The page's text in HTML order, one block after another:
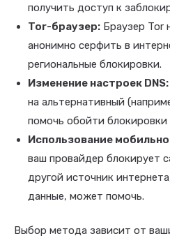
получить доступ к
Tor-браузер: Браузер Tor
анонимно серфить в
региональные блокировки.
Изменение настроек DNS:
на альтернативный
помочь обойти блокировки
Использование
ваш провайдер блокирует
другой источник
данные, может помочь.
Выбор метода зависит от